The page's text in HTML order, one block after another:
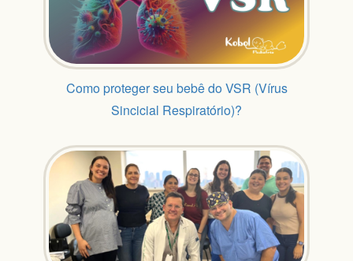
Como proteger seu bebê do VSR (Vírus
Sincicial Respiratório)?